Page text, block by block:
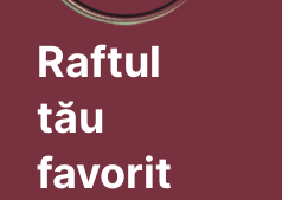
Raftul
tău
favorit